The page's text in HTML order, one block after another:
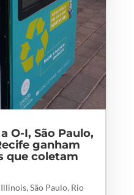
O-I, São Paulo,
ganham
que coletam
São Paulo, Rio